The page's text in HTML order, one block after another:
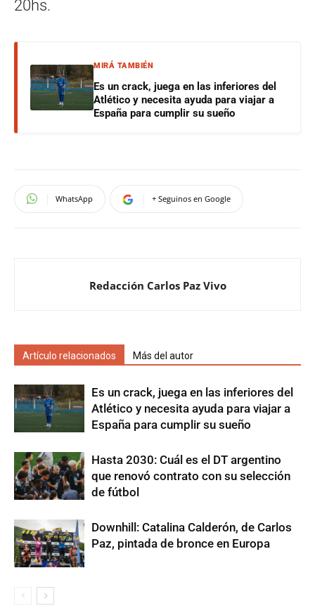
20hs.
MIRÁ TAMBIÉN
Es un crack, juega en las inferiores del
Atlético y necesita ayuda para viajar a
España para cumplir su sueño
WhatsApp + Seguinos en Google
Redacción Carlos Paz Vivo
Artículo relacionados Más del autor
Es un crack, juega en las inferiores del
Atlético y necesita ayuda para viajar a
España para cumplir su sueño
Hasta 2030: Cuál es el DT argentino
que renovó contrato con su selección
de fútbol
Downhill: Catalina Calderón, de Carlos
Paz, pintada de bronce en Europa